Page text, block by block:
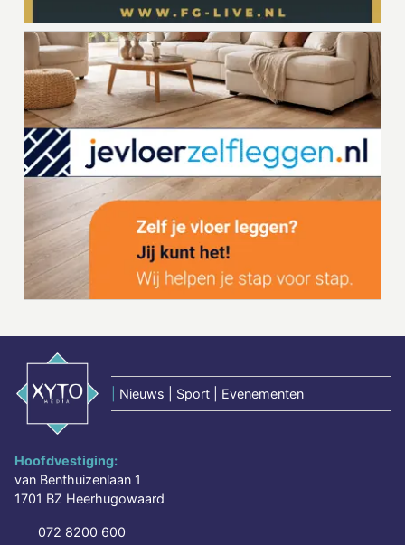
Nieuws | Sport | Evenementen
Hoofdvestiging:
van Benthuizenlaan 1
1701 BZ Heerhugowaard
072 8200 600